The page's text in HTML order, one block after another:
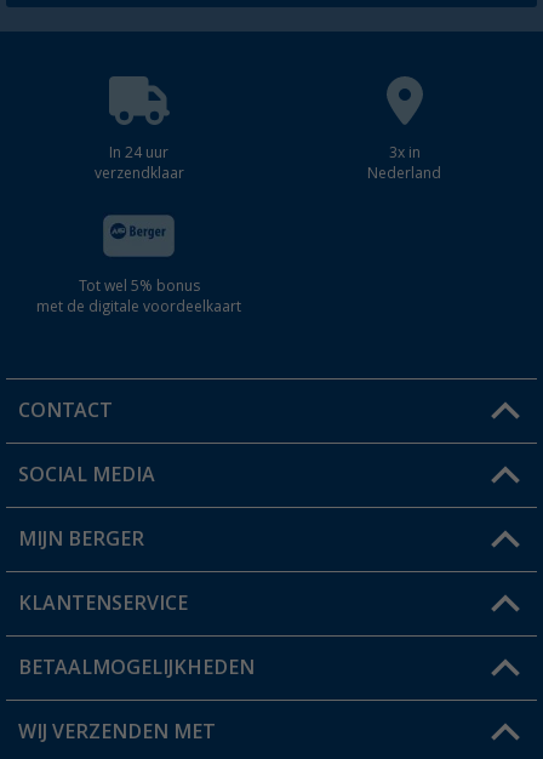
In 24 uur
verzendklaar
3x in
Nederland
Tot wel 5% bonus
met de digitale voordeelkaart
CONTACT
Een vraag?
Winkel vinden
SOCIAL MEDIA
MIJN BERGER
Mijn account
Status bestelling
KLANTENSERVICE
FAQ & Contact
Verzendinformatie
BETAALMOGELIJKHEDEN
WIJ VERZENDEN MET